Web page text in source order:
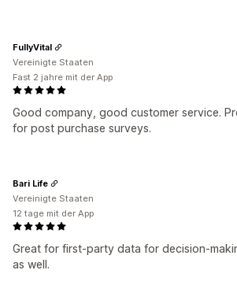
Good company, good customer service.
for post purchase surveys.
FullyVital
Vereinigte Staaten
Fast 2 jahre mit der App
Great for first-party data for decision-
as well.
Bari Life
Vereinigte Staaten
12 tage mit der App